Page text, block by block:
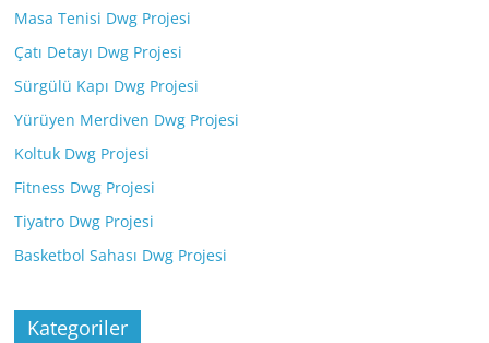
Masa Tenisi Dwg Projesi
Çatı Detayı Dwg Projesi
Sürgülü Kapı Dwg Projesi
Yürüyen Merdiven Dwg Projesi
Koltuk Dwg Projesi
Fitness Dwg Projesi
Tiyatro Dwg Projesi
Basketbol Sahası Dwg Projesi
Kategoriler